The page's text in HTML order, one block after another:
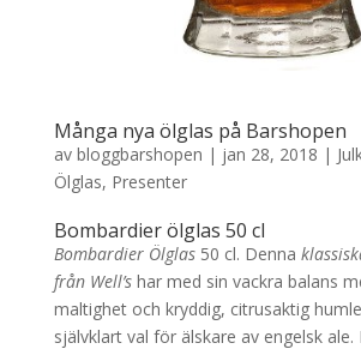
Många nya ölglas på Barshopen
av bloggbarshopen | jan 28, 2018 |
Ölglas, Presenter
Bombardier ölglas 50 cl
Bombardier Ölglas50 cl. Denna
från Well’shar med sin vackra balans
maltighet och kryddig, citrusaktig
självklart val för älskare av engelsk